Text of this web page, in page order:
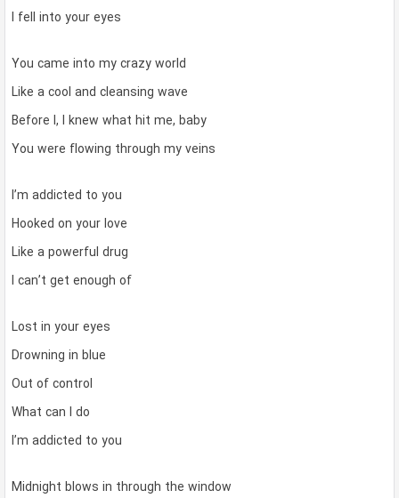
I fell into your eyes
You came into my crazy world
Like a cool and cleansing wave
Before I, I knew what hit me, baby
You were flowing through my veins
I’m addicted to you
Hooked on your love
Like a powerful drug
I can’t get enough of
Lost in your eyes
Drowning in blue
Out of control
What can I do
I’m addicted to you
Midnight blows in through the window